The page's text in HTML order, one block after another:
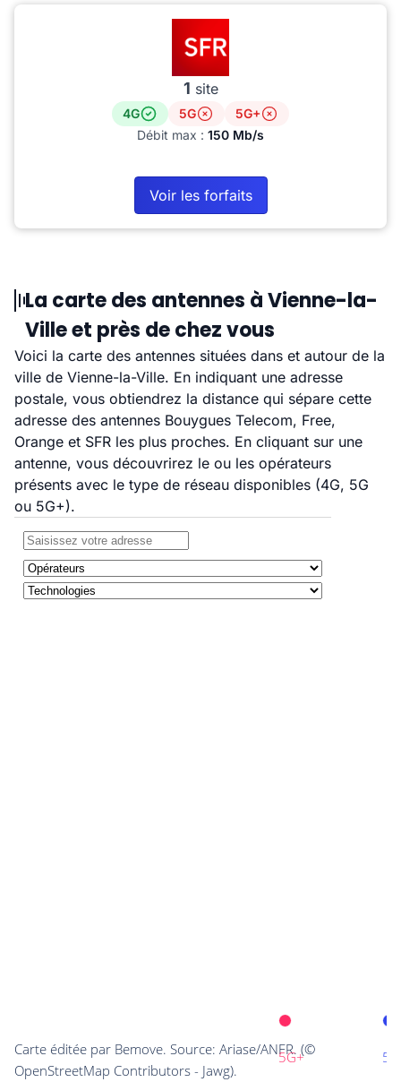
1 site
4G 5G
5G+
Débit max : 150 Mb/s
Voir les forfaits
La carte des antennes à Vienne-la-
Ville et près de chez vous
Voici la carte des antennes situées dans et autour de la
ville de Vienne-la-Ville. En indiquant une adresse
postale, vous obtiendrez la distance qui sépare cette
adresse des antennes Bouygues Telecom, Free,
Orange et SFR les plus proches. En cliquant sur une
antenne, vous découvrirez le ou les opérateurs
présents avec le type de réseau disponibles (4G, 5G
ou 5G+).